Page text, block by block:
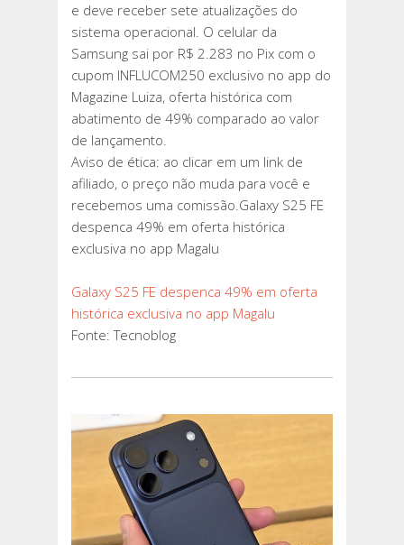
e deve receber sete atualizações do
sistema operacional. O celular da
Samsung sai por R$ 2.283 no Pix com o
cupom INFLUCOM250 exclusivo no app do
Magazine Luiza, oferta histórica com
abatimento de 49% comparado ao valor
de lançamento.
Aviso de ética: ao clicar em um link de
afiliado, o preço não muda para você e
recebemos uma comissão.Galaxy S25 FE
despenca 49% em oferta histórica
exclusiva no app Magalu
Galaxy S25 FE despenca 49% em oferta
histórica exclusiva no app Magalu
Fonte: Tecnoblog